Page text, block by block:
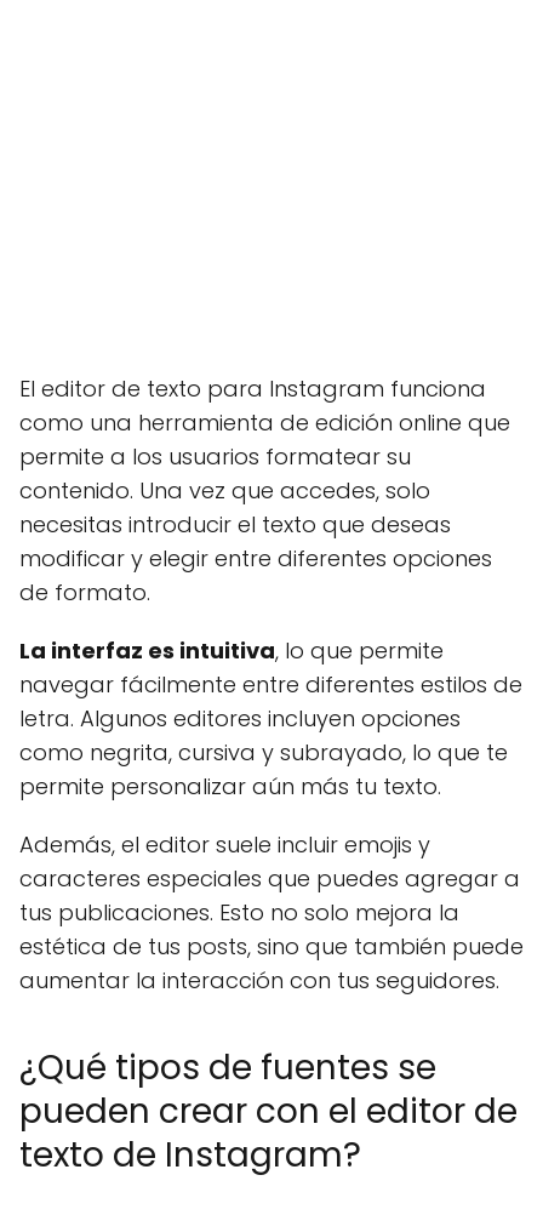
El editor de texto para Instagram funciona
como una herramienta de edición online que
permite a los usuarios formatear su
contenido. Una vez que accedes, solo
necesitas introducir el texto que deseas
modificar y elegir entre diferentes opciones
de formato.
La interfaz es intuitiva, lo que permite
navegar fácilmente entre diferentes estilos de
letra. Algunos editores incluyen opciones
como negrita, cursiva y subrayado, lo que te
permite personalizar aún más tu texto.
Además, el editor suele incluir emojis y
caracteres especiales que puedes agregar a
tus publicaciones. Esto no solo mejora la
estética de tus posts, sino que también puede
aumentar la interacción con tus seguidores.
¿Qué tipos de fuentes se
pueden crear con el editor de
texto de Instagram?